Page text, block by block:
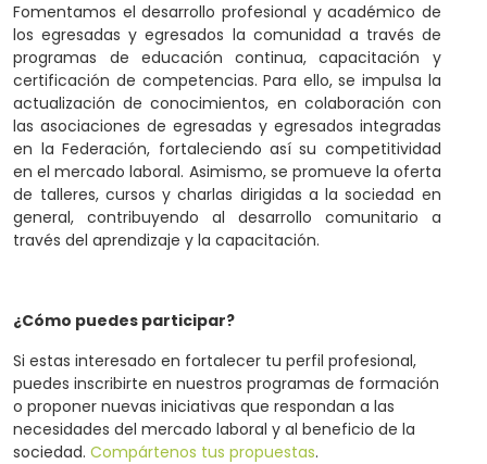
Fomentamos el desarrollo profesional y académico de
los egresadas y egresados la comunidad a través de
programas de educación continua, capacitación y
certificación de competencias. Para ello, se impulsa la
actualización de conocimientos, en colaboración con
las asociaciones de egresadas y egresados integradas
en la Federación, fortaleciendo así su competitividad
en el mercado laboral. Asimismo, se promueve la oferta
de talleres, cursos y charlas dirigidas a la sociedad en
general, contribuyendo al desarrollo comunitario a
través del aprendizaje y la capacitación.
¿Cómo puedes participar?
Si estas interesado en fortalecer tu perfil profesional,
puedes inscribirte en nuestros programas de formación
o proponer nuevas iniciativas que respondan a las
necesidades del mercado laboral y al beneficio de la
sociedad.Compártenos tus propuestas.